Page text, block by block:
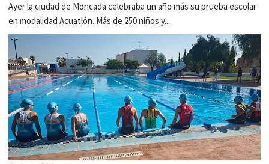
Ayer la ciudad de Moncada celebraba un año más su prueba escolar
en modalidad Acuatlón. Más de 250 niños y...